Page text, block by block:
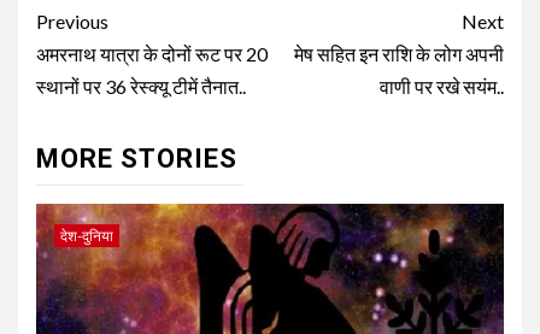
Continue
Reading
Previous
अमरनाथ यात्रा के दोनों रूट पर 20
स्थानों पर 36 रेस्क्यू टीमें तैनात..
Next
मेष सहित इन राशि के लोग अपनी
वाणी पर रखे सयंम..
MORE STORIES
देश-दुनिया